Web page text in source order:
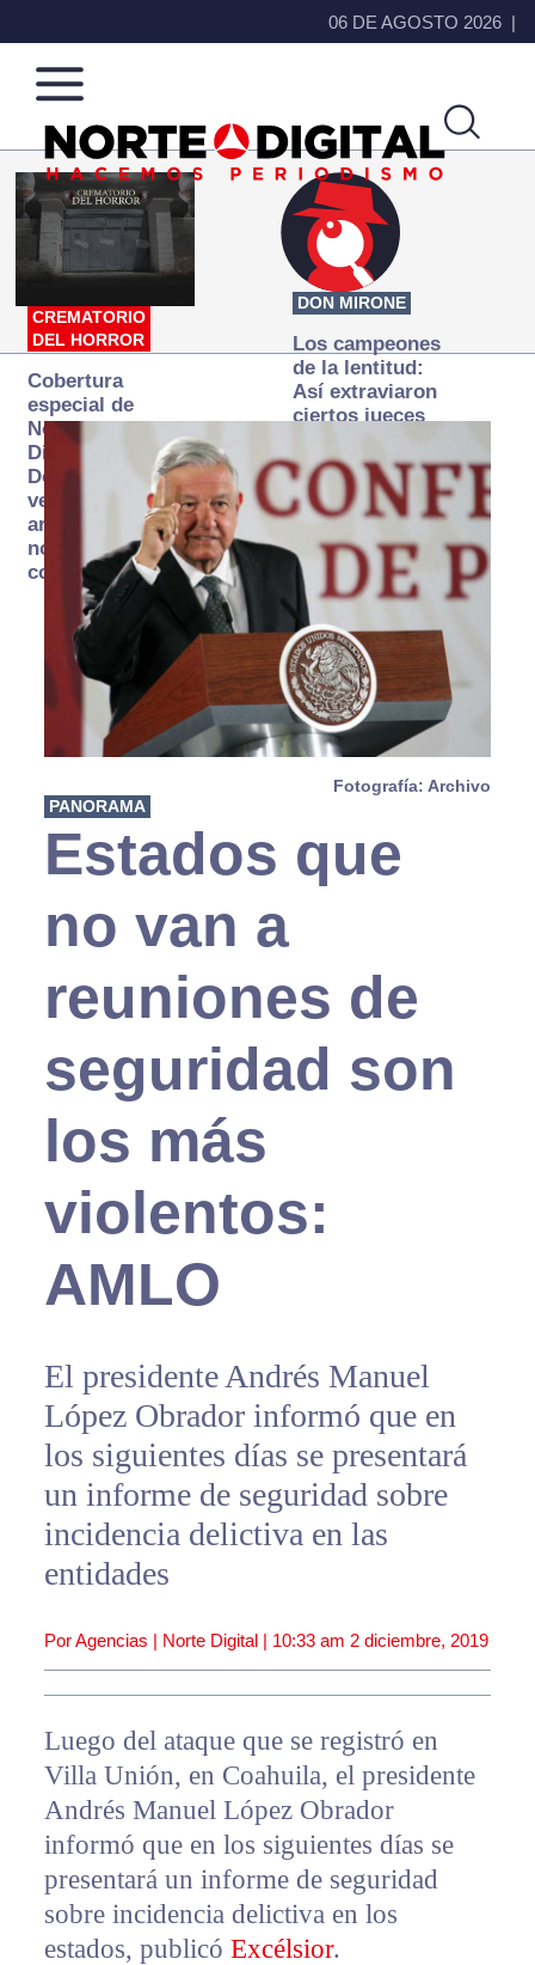
06 DE AGOSTO 2026
Norte
de
Ciudad
Más
que
noticias,
hacemos periodismo
CREMATORIO
DEL HORROR
Cobertura
especial de
Norte
Digital:
Donde la
verdad
arde… pero
no se
consume
DON MIRONE
Los campeones
de la lentitud:
Así extraviaron
ciertos jueces
expedita
Fotografía: Archivo
PANORAMA
Estados que
no van a
reuniones de
seguridad son
los más
violentos:
AMLO
El presidente Andrés Manuel
López Obrador informó que en
los siguientes días se presentará
un informe de seguridad sobre
incidencia delictiva en las
entidades
Por Agencias | Norte Digital | 10:33 am 2 diciembre, 2019
Luego del ataque que se registró en
Villa Unión, en Coahuila, el presidente
Andrés Manuel López Obrador
informó que en los siguientes días se
presentará un informe de seguridad
sobre incidencia delictiva en los
estados, publicó Excélsior.